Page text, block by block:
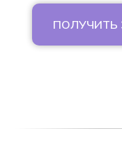
ПОЛУЧИТЬ